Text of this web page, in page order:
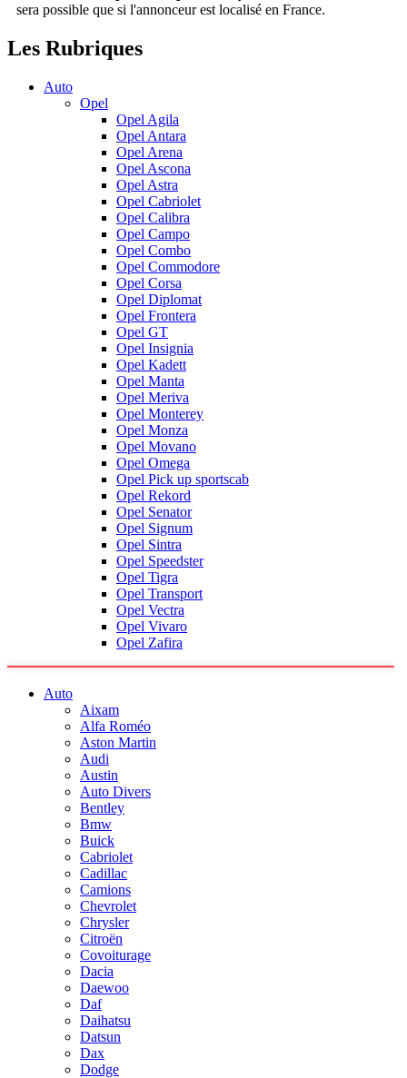
sera possible que si l'annonceur est localisé en France.
Les Rubriques
Auto
Opel
Opel Agila
Opel Antara
Opel Arena
Opel Ascona
Opel Astra
Opel Cabriolet
Opel Calibra
Opel Campo
Opel Combo
Opel Commodore
Opel Corsa
Opel Diplomat
Opel Frontera
Opel GT
Opel Insignia
Opel Kadett
Opel Manta
Opel Meriva
Opel Monterey
Opel Monza
Opel Movano
Opel Omega
Opel Pick up sportscab
Opel Rekord
Opel Senator
Opel Signum
Opel Sintra
Opel Speedster
Opel Tigra
Opel Transport
Opel Vectra
Opel Vivaro
Opel Zafira
Auto
Aixam
Alfa Roméo
Aston Martin
Audi
Austin
Auto Divers
Bentley
Bmw
Buick
Cabriolet
Cadillac
Camions
Chevrolet
Chrysler
Citroën
Covoiturage
Dacia
Daewoo
Daf
Daihatsu
Datsun
Dax
Dodge